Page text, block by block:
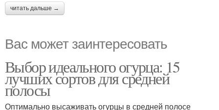
читать дальше →
Вас может заинтересовать
Выбор идеального огурца: 15
лучших сортов для средней
полосы
Оптимально высаживать огурцы в средней полосе